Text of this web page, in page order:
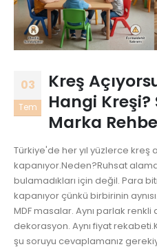
03
Tem
Kreş
Hangi
Marka
Türkiye'de her yıl yüzlerce kreş
kapanıyor.Neden?Ruhsat
bulamadıkları için değil. Para
kapanıyor çünkü birbirinin
MDF masalar. Aynı parlak renkli
dekorasyon. Aynı fiyat
şu soruyu cevaplamanız